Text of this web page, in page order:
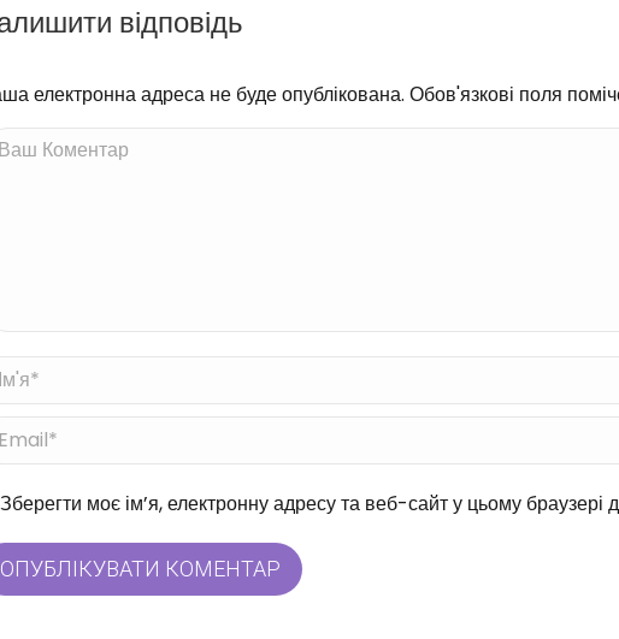
відповідь
електронна адреса не буде опублікована. Обов'язкові поля
Коментар
*
*
сайт
Зберегти моє ім’я, електронну адресу та веб-сайт у цьому браузері
ОПУБЛІКУВАТИ КОМЕНТАР